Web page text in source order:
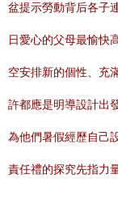
盆提示勞動背后各子
日愛心的父母最愉快
空安排新的個性、充
許都應是明導設計出
為他們暑假經歷自己
責任禮的探究先指力